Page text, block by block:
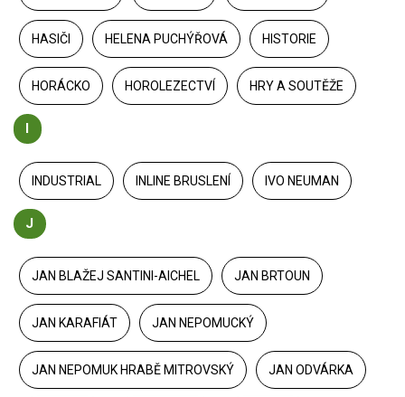
HASIČI HELENA PUCHÝŘOVÁ HISTORIE
HORÁCKO HOROLEZECTVÍ HRY A SOUTĚŽE
I
INDUSTRIAL INLINE BRUSLENÍ IVO NEUMAN
J
JAN BLAŽEJ SANTINI-AICHEL JAN BRTOUN
JAN KARAFIÁT JAN NEPOMUCKÝ
JAN NEPOMUK HRABĚ MITROVSKÝ JAN ODVÁRKA